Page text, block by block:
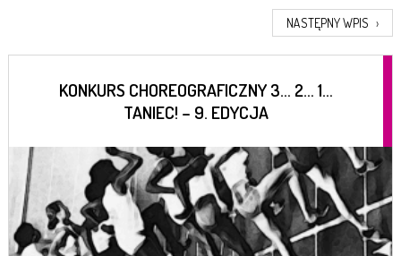
NASTĘPNY WPIS ›
KONKURS CHOREOGRAFICZNY 3… 2… 1…
TANIEC! – 9. EDYCJA